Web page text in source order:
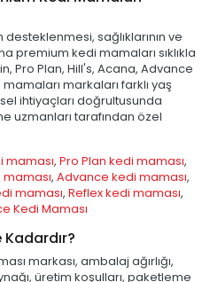
sağlıklarının ve
premium kedi mamaları sıklıkla
Pro Plan, Hill's, Acana, Advance
markaları farklı yaş
ihtiyaçları doğrultusunda
uzmanları tarafından özel
maması, Pro Plan kedi maması,
, Advance kedi maması,
maması, Reflex kedi maması,
Kedi Maması
Kadardır?
markası, ambalaj ağırlığı,
üretim koşulları, paketleme